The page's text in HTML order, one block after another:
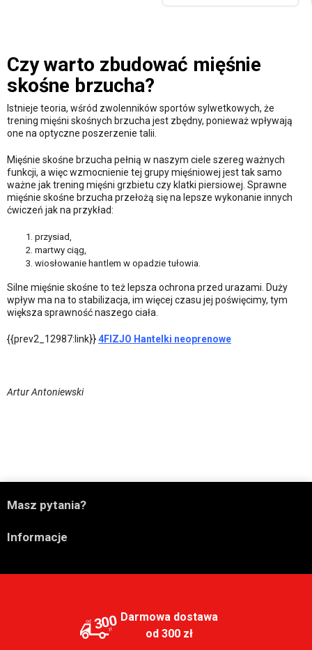
Czy warto zbudować mięśnie
skośne brzucha?
Istnieje teoria, wśród zwolenników sportów sylwetkowych, że
trening mięśni skośnych brzucha jest zbędny, ponieważ wpływają
one na optyczne poszerzenie talii.
Mięśnie skośne brzucha pełnią w naszym ciele szereg ważnych
funkcji, a więc wzmocnienie tej grupy mięśniowej jest tak samo
ważne jak trening mięśni grzbietu czy klatki piersiowej. Sprawne
mięśnie skośne brzucha przełożą się na lepsze wykonanie innych
ćwiczeń jak na przykład:
przysiad,
martwy ciąg,
wiosłowanie hantlem w opadzie tułowia.
Silne mięśnie skośne to też lepsza ochrona przed urazami. Duży
wpływ ma na to stabilizacja, im więcej czasu jej poświęcimy, tym
większa sprawność naszego ciała.
{{prev2_12987:link}}4FIZJO Hantelki neoprenowe
Artur Antoniewski
Masz pytania?
Informacje
300 Darmowa dostawa
od 300 zł